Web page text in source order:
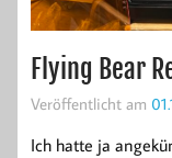
Flying Bear
Veröffentlicht am
Ich hatte ja